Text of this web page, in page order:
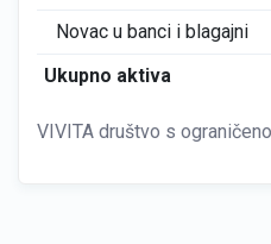
Novac u banci i blagajni
Ukupno aktiva
VIVITA društvo s